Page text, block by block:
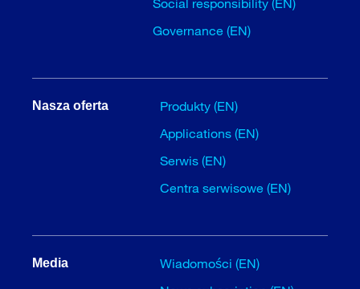
Social responsibility (EN)
Governance (EN)
Nasza oferta
Produkty (EN)
Applications (EN)
Serwis (EN)
Centra serwisowe (EN)
Media
Wiadomości (EN)